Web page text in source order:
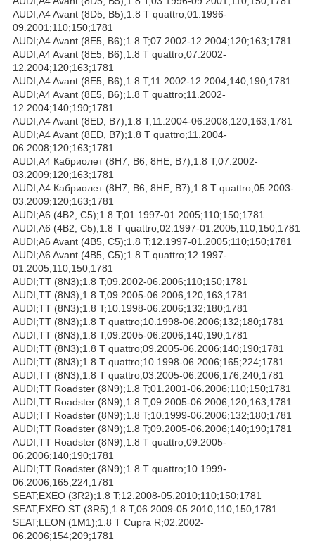
AUDI;A4 Avant (8D5, B5);1.8 T quattro;01.1996-
09.2001;110;150;1781
AUDI;A4 Avant (8E5, B6);1.8 T;07.2002-12.2004;120;163;1781
AUDI;A4 Avant (8E5, B6);1.8 T quattro;07.2002-
12.2004;120;163;1781
AUDI;A4 Avant (8E5, B6);1.8 T;11.2002-12.2004;140;190;1781
AUDI;A4 Avant (8E5, B6);1.8 T quattro;11.2002-
12.2004;140;190;1781
AUDI;A4 Avant (8ED, B7);1.8 T;11.2004-06.2008;120;163;1781
AUDI;A4 Avant (8ED, B7);1.8 T quattro;11.2004-
06.2008;120;163;1781
AUDI;A4 Кабриолет (8H7, B6, 8HE, B7);1.8 T;07.2002-
03.2009;120;163;1781
AUDI;A4 Кабриолет (8H7, B6, 8HE, B7);1.8 T quattro;05.2003-
03.2009;120;163;1781
AUDI;A6 (4B2, C5);1.8 T;01.1997-01.2005;110;150;1781
AUDI;A6 (4B2, C5);1.8 T quattro;02.1997-01.2005;110;150;1781
AUDI;A6 Avant (4B5, C5);1.8 T;12.1997-01.2005;110;150;1781
AUDI;A6 Avant (4B5, C5);1.8 T quattro;12.1997-
01.2005;110;150;1781
AUDI;TT (8N3);1.8 T;09.2002-06.2006;110;150;1781
AUDI;TT (8N3);1.8 T;09.2005-06.2006;120;163;1781
AUDI;TT (8N3);1.8 T;10.1998-06.2006;132;180;1781
AUDI;TT (8N3);1.8 T quattro;10.1998-06.2006;132;180;1781
AUDI;TT (8N3);1.8 T;09.2005-06.2006;140;190;1781
AUDI;TT (8N3);1.8 T quattro;09.2005-06.2006;140;190;1781
AUDI;TT (8N3);1.8 T quattro;10.1998-06.2006;165;224;1781
AUDI;TT (8N3);1.8 T quattro;03.2005-06.2006;176;240;1781
AUDI;TT Roadster (8N9);1.8 T;01.2001-06.2006;110;150;1781
AUDI;TT Roadster (8N9);1.8 T;09.2005-06.2006;120;163;1781
AUDI;TT Roadster (8N9);1.8 T;10.1999-06.2006;132;180;1781
AUDI;TT Roadster (8N9);1.8 T;09.2005-06.2006;140;190;1781
AUDI;TT Roadster (8N9);1.8 T quattro;09.2005-
06.2006;140;190;1781
AUDI;TT Roadster (8N9);1.8 T quattro;10.1999-
06.2006;165;224;1781
SEAT;EXEO (3R2);1.8 T;12.2008-05.2010;110;150;1781
SEAT;EXEO ST (3R5);1.8 T;06.2009-05.2010;110;150;1781
SEAT;LEON (1M1);1.8 T Cupra R;02.2002-
06.2006;154;209;1781